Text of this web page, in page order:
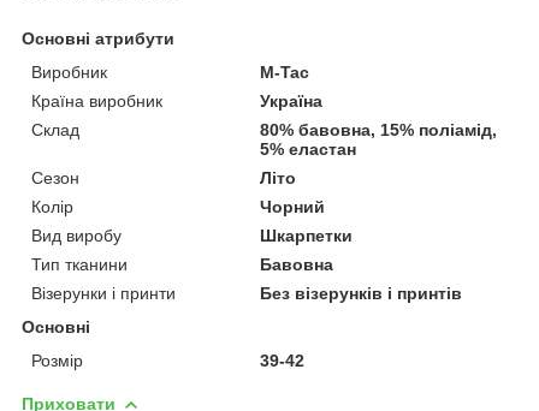
Основні атрибути
Виробник
M-Tac
Країна виробник
Україна
Склад
80% бавовна, 15% поліамід,
5% еластан
Сезон
Літо
Колір
Чорний
Вид виробу
Шкарпетки
Тип тканини
Бавовна
Візерунки і принти
Без візерунків і принтів
Основні
Розмір
39-42
Приховати